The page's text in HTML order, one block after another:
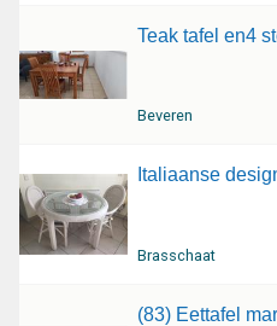
Teak tafel en4
Beveren
Italiaanse
Brasschaat
(83) Eettafel